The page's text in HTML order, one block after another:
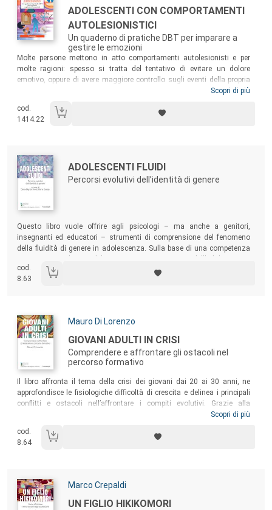
Titolo:
ADOLESCENTI CON COMPORTAMENTI
AUTOLESIONISTICI
Un quaderno di pratiche DBT per imparare a
gestire le emozioni
Sommario:
Molte persone mettono in atto comportamenti autolesionisti e per
molte ragioni: spesso si tratta del tentativo di evitare un dolore
emotivo, oppure di avere maggiore controllo sugli eventi della propria
vita, o semplicemente di provare qualcosa di diverso dalla sensazione
modalità più sane e sicure per trovare sollievo emotivo. Questa guida
pratica può aiutare a trovarle e a metterle in atto.
Scopri di più
cod.
1414.22
Autori:
Titolo:
ADOLESCENTI FLUIDI
Percorsi evolutivi dell’identità di genere
Sommario:
Questo libro vuole offrire agli psicologi – ma anche a genitori,
insegnanti ed educatori – strumenti di comprensione del fenomeno
della fluidità di genere in adolescenza. Sulla base di una competenza
le autrici offrono possibili risposte alle molte domande che oggi gli
adulti si pongono rispetto all’identità di genere in adolescenza.
cod.
8.63
Autori:
Mauro Di Lorenzo
Titolo:
GIOVANI ADULTI IN CRISI
Comprendere e affrontare gli ostacoli nel
percorso formativo
Sommario:
Il libro affronta il tema della crisi dei giovani dai 20 ai 30 anni, ne
approfondisce le fisiologiche difficoltà di crescita e delinea i principali
conflitti e ostacoli nell’affrontare i compiti evolutivi. Grazie alla
presentazione di numerosi casi esemplificativi tratti dall’esperienza
incontrano giovani adulti in crisi (ma anche ai loro genitori) utili spunti
per aiutare questi giovani a uscire dal labirinto formativo.
Scopri di più
cod.
8.64
Autori:
Marco Crepaldi
Titolo:
UN FIGLIO HIKIKOMORI